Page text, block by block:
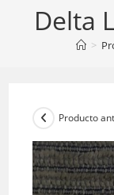
Delta
>
Producto